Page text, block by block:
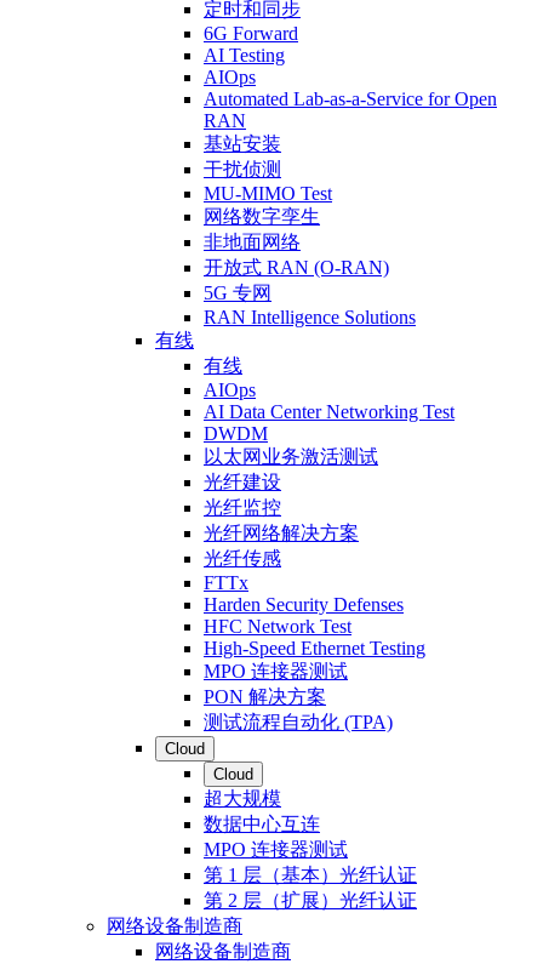
定时和同步
6G Forward
AI Testing
AIOps
Automated Lab-as-a-Service for Open
RAN
基站安装
干扰侦测
MU-MIMO Test
网络数字孪生
非地面网络
开放式 RAN (O-RAN)
5G 专网
RAN Intelligence Solutions
有线
有线
AIOps
AI Data Center Networking Test
DWDM
以太网业务激活测试
光纤建设
光纤监控
光纤网络解决方案
光纤传感
FTTx
Harden Security Defenses
HFC Network Test
High-Speed Ethernet Testing
MPO 连接器测试
PON 解决方案
测试流程自动化 (TPA)
Cloud
Cloud
超大规模
数据中心互连
MPO 连接器测试
第 1 层（基本）光纤认证
第 2 层（扩展）光纤认证
网络设备制造商
网络设备制造商